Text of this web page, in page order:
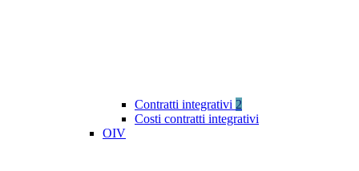
Contratti integrativi 2
Costi contratti integrativi
OIV